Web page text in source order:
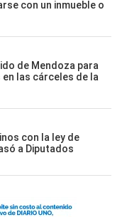
con un inmueble o
de Mendoza para
las cárceles de la
con la ley de
a Diputados